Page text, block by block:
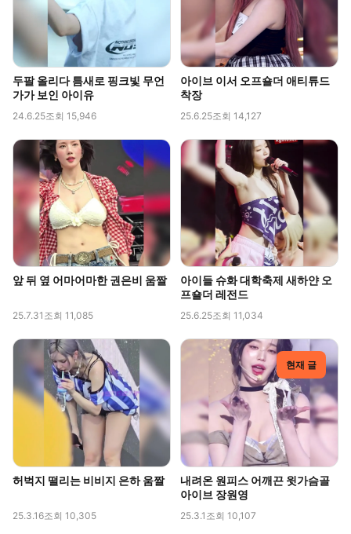
두팔 올리다 틈새로 핑크빛 무언
가가 보인 아이유
24.6.25조회 15,946
아이브 이서 오프숄더 애티튜드
착장
25.6.25조회 14,127
앞 뒤 옆 어마어마한 권은비 움짤
25.7.31 조회 11,085
아이들 슈화 대학축제 새하얀 오
프숄더 레전드
25.6.25조회 11,034
허벅지 떨리는 비비지 은하 움짤
25.3.16조회 10,305
내려온 원피스 어깨끈 윗가슴골
아이브 장원영
25.3.1 조회 10,107